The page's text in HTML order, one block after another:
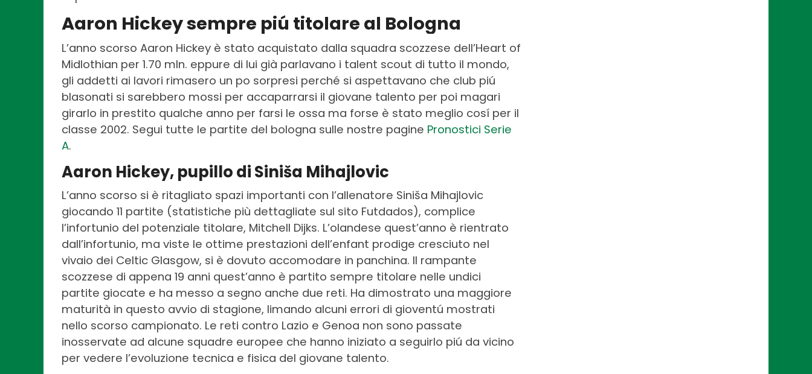
Aaron Hickey sempre piú titolare al Bologna
L’anno scorso Aaron Hickey è stato acquistato dalla squadra scozzese dell’Heart of
Midlothian per 1.70 mln. eppure di lui già parlavano i talent scout di tutto il mondo,
gli addetti ai lavori rimasero un po sorpresi perché si aspettavano che club piú
blasonati si sarebbero mossi per accaparrarsi il giovane talento per poi magari
girarlo in prestito qualche anno per farsi le ossa ma forse è stato meglio cosí per il
classe 2002. Segui tutte le partite del bologna sulle nostre pagine Pronostici Serie
A.
Aaron Hickey, pupillo di Siniša Mihajlovic
L’anno scorso si è ritagliato spazi importanti con l’allenatore Siniša Mihajlovic
giocando 11 partite (statistiche più dettagliate sul sito Futdados), complice
l’infortunio del potenziale titolare, Mitchell Dijks. L’olandese quest’anno è rientrato
dall’infortunio, ma viste le ottime prestazioni dell’enfant prodige cresciuto nel
vivaio dei Celtic Glasgow, si è dovuto accomodare in panchina. Il rampante
scozzese di appena 19 anni quest’anno è partito sempre titolare nelle undici
partite giocate e ha messo a segno anche due reti. Ha dimostrato una maggiore
maturità in questo avvio di stagione, limando alcuni errori di gioventú mostrati
nello scorso campionato. Le reti contro Lazio e Genoa non sono passate
inosservate ad alcune squadre europee che hanno iniziato a seguirlo piú da vicino
per vedere l’evoluzione tecnica e fisica del giovane talento.